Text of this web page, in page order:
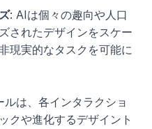
: AIは個々の趣向や人口
されたデザインをスケー
現実的なタスクを可能に
は、各インタラクショ
クや進化するデザイント